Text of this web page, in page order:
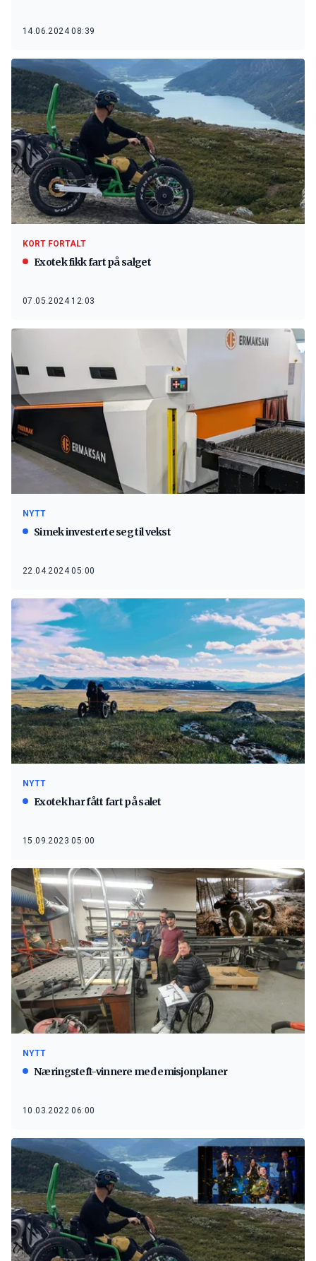
14.06.2024 08:39
KORT FORTALT
Exotek fikk fart på salget
07.05.2024 12:03
NYTT
Simek investerte seg til vekst
22.04.2024 05:00
NYTT
Exotek har fått fart på salet
15.09.2023 05:00
NYTT
Næringsteft-vinnere med emisjonplaner
10.03.2022 06:00